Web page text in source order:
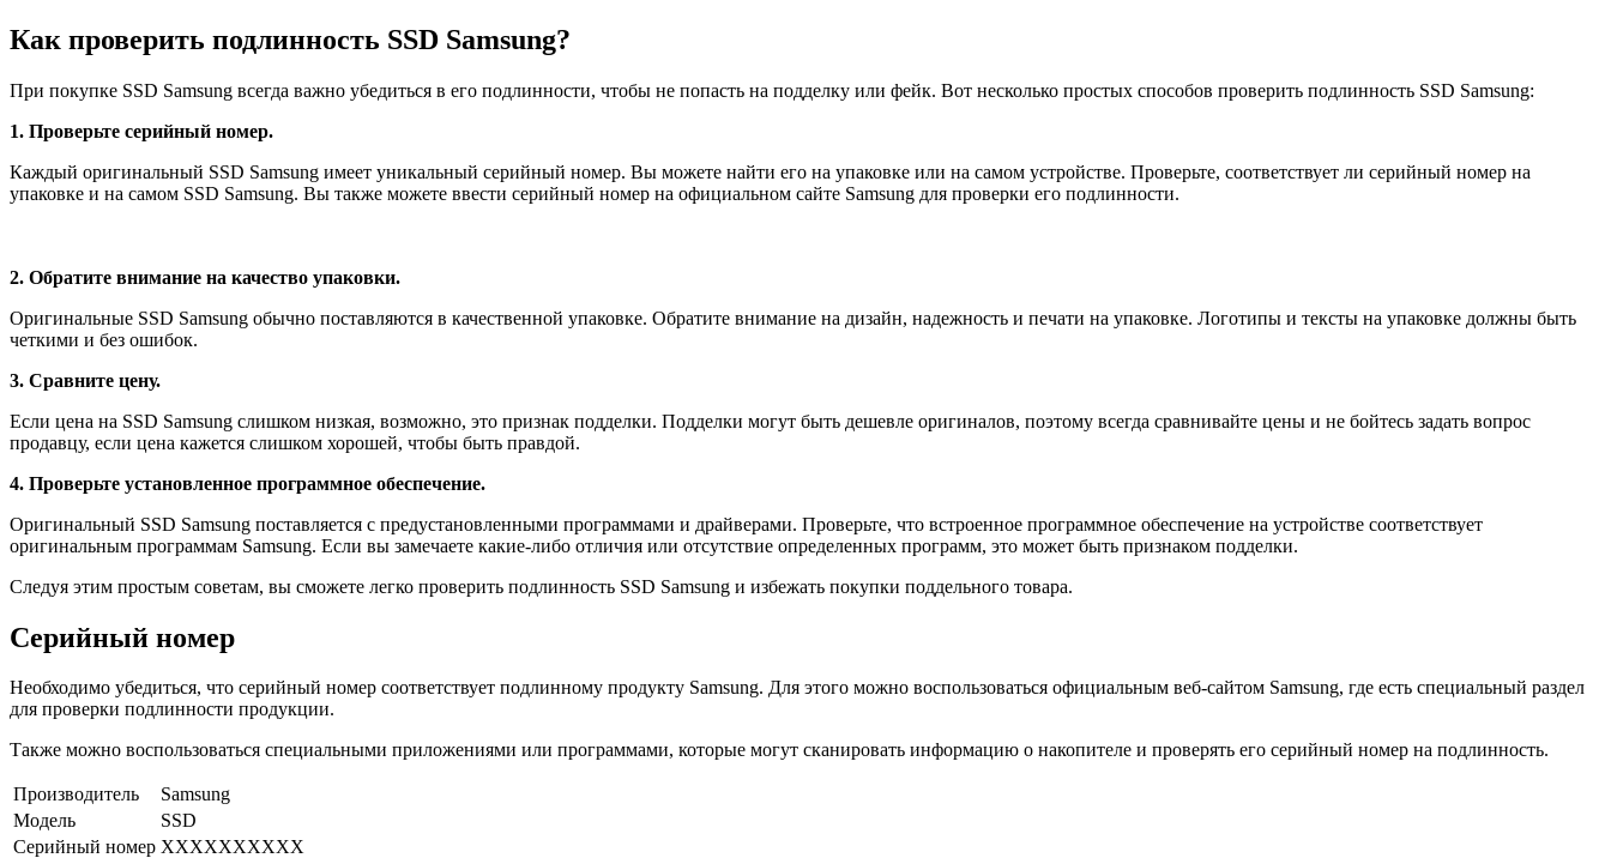
Как проверить подлинность SSD Samsung?
При покупке SSD Samsung всегда важно убедиться в его подлинности, чтобы не попасть на подделку или фейк. Вот несколько простых способов проверить подлинность SSD Samsung:
1. Проверьте серийный номер.
Каждый оригинальный SSD Samsung имеет уникальный серийный номер. Вы можете найти его на упаковке или на самом устройстве. Проверьте, соответствует ли серийный номер на
упаковке и на самом SSD Samsung. Вы также можете ввести серийный номер на официальном сайте Samsung для проверки его подлинности.
2. Обратите внимание на качество упаковки.
Оригинальные SSD Samsung обычно поставляются в качественной упаковке. Обратите внимание на дизайн, надежность и печати на упаковке. Логотипы и тексты на упаковке должны быть
четкими и без ошибок.
3. Сравните цену.
Если цена на SSD Samsung слишком низкая, возможно, это признак подделки. Подделки могут быть дешевле оригиналов, поэтому всегда сравнивайте цены и не бойтесь задать вопрос
продавцу, если цена кажется слишком хорошей, чтобы быть правдой.
4. Проверьте установленное программное обеспечение.
Оригинальный SSD Samsung поставляется с предустановленными программами и драйверами. Проверьте, что встроенное программное обеспечение на устройстве соответствует
оригинальным программам Samsung. Если вы замечаете какие-либо отличия или отсутствие определенных программ, это может быть признаком подделки.
Следуя этим простым советам, вы сможете легко проверить подлинность SSD Samsung и избежать покупки поддельного товара.
Серийный номер
Необходимо убедиться, что серийный номер соответствует подлинному продукту Samsung. Для этого можно воспользоваться официальным веб-сайтом Samsung, где есть специальный раздел
для проверки подлинности продукции.
Также можно воспользоваться специальными приложениями или программами, которые могут сканировать информацию о накопителе и проверять его серийный номер на подлинность.
Производитель
Samsung
Модель
SSD
Серийный номер XXXXXXXXXX